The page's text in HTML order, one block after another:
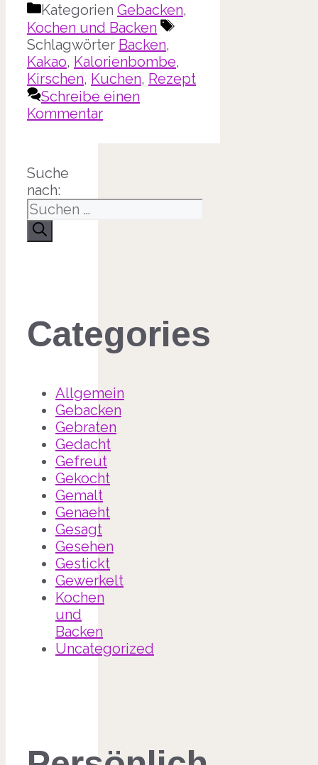
Kategorien Gebacken,
Kochen und Backen
Schlagwörter Backen,
Kakao, Kalorienbombe,
Kirschen, Kuchen, Rezept
Schreibe einen
Kommentar
Suche
nach:
Categories
Allgemein
Gebacken
Gebraten
Gedacht
Gefreut
Gekocht
Gemalt
Genaeht
Gesagt
Gesehen
Gestickt
Gewerkelt
Kochen
und
Backen
Uncategorized